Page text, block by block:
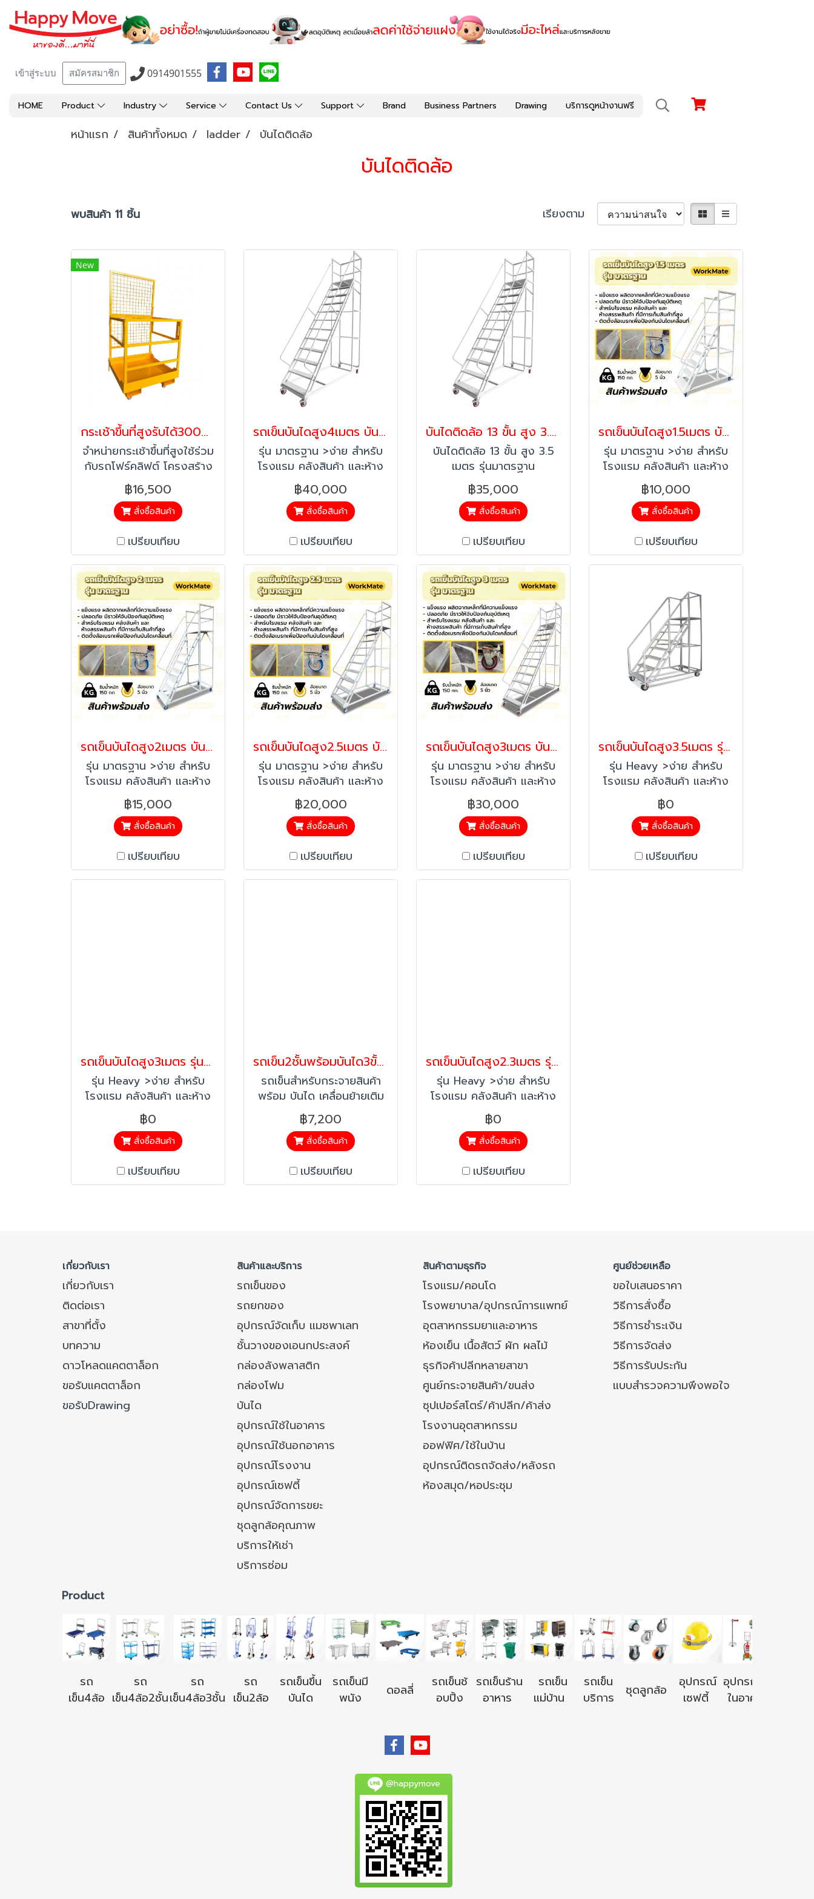
เข้าสู่ระบบ สมัครสมาชิก 0914901555
HOME Product Industry Service Contact Us Support Brand Business Partners Drawing บริการดูหน้างานฟรี
หน้าแรก สินค้าทั้งหมด ladder บันไดติดล้อ
บันไดติดล้อ
พบสินค้า 11 ชิ้น เรียงตาม
New
กระเช้าขึ้นที่สูงรับได้300กก.สำหรับโฟร์คลิฟต์ แข็งแรง ปลอดภัย มาตรฐานโรงงาน | Work Mate
จำหน่ายกระเช้าขึ้นที่สูงใช้ร่วม
กับรถโฟร์คลิฟต์ โครงสร้าง
เหล็กหนาพิเศษ มีระบบล็อค 2
ชั้น พื้นกันลื่น เปลี่ยนโฟร์ค
ลิฟต์ให้เป็นรถกระเช้าได้ทันที
ทนทาน คุ้มค่า ราคาโรงงาน
฿16,500
สั่งซื้อสินค้า
เปรียบเทียบ
รถเข็นบันไดสูง4เมตร บันไดติดล้อ บันไดเหล็ก บันไดเติมสินค้า รุ่นมาตรฐาน Workmate พร้อมส่ง
รุ่น มาตรฐาน >ง่าย สำหรับ
โรงแรม คลังสินค้า และห้าง
สรรพสินค้า ที่มีการเก็บสินค้า
ที่สูง >แข็งแรง ผลิตจาก
เหล็กที่มีความแข็งแรง
>ปลอดภัย มีราวให้จับป้องกัน
อุบัติเหตุ หมายเหตุ:สินค้ามีค่า
จัดส่งพิเศษ กรุณาติดต่อฝ่าย
ขาย line:@happymove
ก่อนสั่งซื้อค่ะ
฿40,000
สั่งซื้อสินค้า
เปรียบเทียบ
บันไดติดล้อ 13 ขั้น สูง 3.5 เมตร รถเข็นบันไดเหล็ก รุ่นมาตรฐาน Workmate
บันไดติดล้อ 13 ขั้น สูง 3.5
เมตร รุ่นมาตรฐาน
Workmate เหมาะสำหรับ
โรงงาน คลังสินค้า ห้าง
สรรพสินค้า และโรงแรม ใช้
งานหยิบสินค้าในที่สูงได้อย่าง
ปลอดภัย โครงสร้างผลิตจาก
เหล็กแข็งแรง ทนทาน มีราว
จับป้องกันการตก พร้อมล้อ
เคลื่อนย้ายสะดวก รองรับการ
ใช้งานหนักในอุตสาหกรรม
รับน้ำหนักได้ 150 กก.
หมายเหตุ:สินค้ามีค่าจัดส่ง
พิเศษ กรุณาติดต่อฝ่ายขาย
line:@happymove ก่อนสั่ง
ซื้อค่ะ
฿35,000
สั่งซื้อสินค้า
เปรียบเทียบ
รถเข็นบันไดสูง1.5เมตร บันไดติดล้อ บันไดเหล็ก บันไดเติมสินค้า รุ่น มาตรฐาน Workmate พร้อมส่ง
รุ่น มาตรฐาน >ง่าย สำหรับ
โรงแรม คลังสินค้า และห้าง
สรรพสินค้า ที่มีการเก็บสินค้า
ที่สูง >แข็งแรง ผลิตจาก
เหล็กที่มีความแข็งแรง
>ปลอดภัย มีราวให้จับป้องกัน
อุบัติเหตุ หมายเหตุ:สินค้ามีค่า
จัดส่งพิเศษ กรุณาติดต่อฝ่าย
ก่อนสั่งซื้อค่ะ
฿10,000
สั่งซื้อสินค้า
เปรียบเทียบ
รถเข็นบันไดสูง2เมตร บันไดติดล้อ บันไดเหล็ก บันไดเติมสินค้า รุ่นมาตรฐาน Workmate พร้อมส่ง
รุ่น มาตรฐาน >ง่าย สำหรับ
โรงแรม คลังสินค้า และห้าง
สรรพสินค้า ที่มีการเก็บสินค้า
ที่สูง >แข็งแรง ผลิตจาก
เหล็กที่มีความแข็งแรง
>ปลอดภัย มีราวให้จับป้องกัน
อุบัติเหตุ ****หมายเหตุ:สินค้า
มีค่าจัดส่งพิเศษ กรุณาติดต่อ
฿15,000
สั่งซื้อสินค้า
เปรียบเทียบ
รถเข็นบันไดสูง2.5เมตร บันไดติดล้อ บันไดเหล็ก บันไดเติมสินค้า รุ่นมาตรฐาน Workmate พร้อมส่ง
รุ่น มาตรฐาน >ง่าย สำหรับ
โรงแรม คลังสินค้า และห้าง
สรรพสินค้า ที่มีการเก็บสินค้า
ที่สูง >แข็งแรง ผลิตจาก
เหล็กที่มีความแข็งแรง
>ปลอดภัย มีราวให้จับป้องกัน
อุบัติเหตุ หมายเหตุ:สินค้ามีค่า
จัดส่งพิเศษ กรุณาติดต่อฝ่าย
฿20,000
สั่งซื้อสินค้า
เปรียบเทียบ
รถเข็นบันไดสูง3เมตร บันไดติดล้อ บันไดเหล็ก บันไดเติมสินค้า รุ่นมาตรฐาน Workmate พร้อมส่ง
รุ่น มาตรฐาน >ง่าย สำหรับ
โรงแรม คลังสินค้า และห้าง
สรรพสินค้า ที่มีการเก็บสินค้า
ที่สูง >แข็งแรง ผลิตจาก
เหล็กที่มีความแข็งแรง
>ปลอดภัย มีราวให้จับป้องกัน
อุบัติเหตุ หมายเหตุ:สินค้ามีค่า
จัดส่งพิเศษ กรุณาติดต่อฝ่าย
฿30,000
สั่งซื้อสินค้า
เปรียบเทียบ
รถเข็นบันไดสูง3.5เมตร รุ่นHeavy บันไดโครงเหล็ก บันไดติดล้อ บันไดเติมสินค้า Happy Move
รุ่น Heavy >ง่าย สำหรับ
โรงแรม คลังสินค้า และห้าง
สรรพสินค้า ที่มีการเก็บสินค้า
ที่สูง >แข็งแรง ผลิตจาก
เหล็กที่มีความแข็งแรง
>ปลอดภัย มีราวให้จับป้องกัน
อุบัติเหตุ
฿0
สั่งซื้อสินค้า
เปรียบเทียบ
รถเข็นบันไดสูง3เมตร รุ่นHeavy บันไดติดล้อ บันไดเหล็ก บันไดเติมสินค้า Happy Move
รุ่น Heavy >ง่าย สำหรับ
โรงแรม คลังสินค้า และห้าง
สรรพสินค้า ที่มีการเก็บสินค้า
ที่สูง >แข็งแรง ผลิตจาก
เหล็กที่มีความแข็งแรง
>ปลอดภัย มีราวให้จับป้องกัน
อุบัติเหตุ
฿0
สั่งซื้อสินค้า
เปรียบเทียบ
รถเข็น2ชั้นพร้อมบันได3ขั้น รถเข็นบันไดเติมสินค้า บันไดติดล้อ บันไดเหล็ก Happy Move 54608
รถเข็นสำหรับกระจายสินค้า
พร้อม บันได เคลื่อนย้ายเติม
สต็อกสินค้า สะดวก ขันบันได
มีสปิง นุ่มนวล ปลอดภัยหากมี
เหล็กควำ เมื่อมีนำหนักกด
ทับที่ขั้นบันได พร้อมลูกล้อติด
ตั้งเบรก เมื่อใช้งาน
฿7,200
สั่งซื้อสินค้า
เปรียบเทียบ
รถเข็นบันไดสูง2.3เมตร รุ่นHeavy รถเข็นบันได บันไดติดล้อ บันไดเติมสินค้า Happy Move
รุ่น Heavy >ง่าย สำหรับ
โรงแรม คลังสินค้า และห้าง
สรรพสินค้า ที่มีการเก็บสินค้า
ที่สูง >แข็งแรง ผลิตจาก
เหล็กที่มีความแข็งแรง
>ปลอดภัย มีราวให้จับป้องกัน
อุบัติเหตุ
฿0
สั่งซื้อสินค้า
เปรียบเทียบ
เกี่ยวกับเรา สินค้าและบริการ สินค้าตามธุรกิจ ศูนย์ช่วยเหลือ
เกี่ยวกับเรา รถเข็นของ โรงแรม/คอนโด
ขอใบเสนอราคา
ติดต่อเรา
รถยกของ โรงพยาบาล/อุปกรณ์การแพทย์
วิธีการสั่งซื้อ
สาขาที่ตั้ง
อุปกรณ์จัดเก็บ แมชพาเลท อุตสาหกรรมยาและอาหาร
วิธีการชำระเงิน
บทความ
ชั้นวางของเอนกประสงค์ ห้องเย็น เนื้อสัตว์ ผัก ผลไม้
วิธีการจัดส่ง
ดาวโหลดแคตตาล็อก
กล่องลังพลาสติก ธุรกิจค้าปลีกหลายสาขา
วิธีการรับประกัน
ขอรับแคตตาล็อก
กล่องโฟม ศูนย์กระจายสินค้า/ขนส่ง
แบบสำรวจความพึงพอใจ
ขอรับDrawing
บันได
ซุปเปอร์สโตร์/ค้าปลีก/ค้าส่ง
อุปกรณ์ใช้ในอาคาร
โรงงานอุตสาหกรรม
อุปกรณ์ใช้นอกอาคาร
ออฟฟิศ/ใช้ในบ้าน
อุปกรณ์โรงงาน
อุปกรณ์ติดรถจัดส่ง/หลังรถ
อุปกรณ์เซฟตี้
ห้องสมุด/หอประชุม
อุปกรณ์จัดการขยะ
ชุดลูกล้อคุณภาพ
บริการให้เช่า
บริการซ่อม
Product
รถ
เข็น4ล้อ
รถ
เข็น4ล้อ2ชั้น
รถ
เข็น4ล้อ3ชั้น
รถ
เข็น2ล้อ
รถเข็นขึ้น
บันได
รถเข็นมี
พนัง
ดอลลี่
รถเข็นช้
อบปิ้ง
รถเข็นร้าน
อาหาร
รถเข็น
แม่บ้าน
รถเข็น
บริการ
ชุดลูกล้อ
อุปกรณ์
เซฟตี้
อุปกรณ์ใช้
ในอาคาร
@happymove